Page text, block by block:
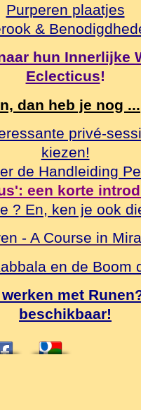
Purperen plaatjes
&
hun Innerlijke
Eclecticus!
dan heb je nog ...
privé-
kiezen!
de Handleiding
een korte
? En, ken je ook
- A Course in
en de Boom
met
beschikbaar!